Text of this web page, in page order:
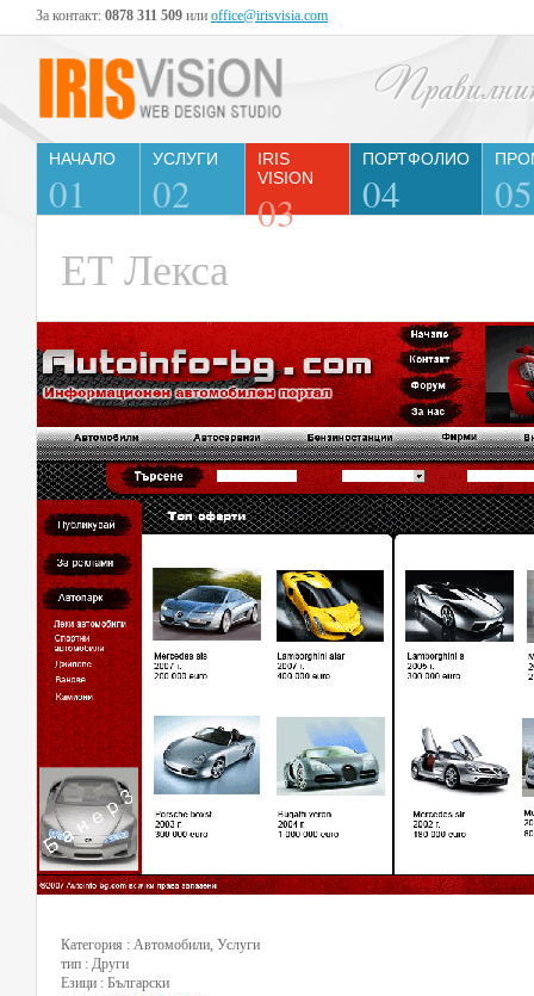
За контакт: 0878 311 509 или office@irisvisia.com
НАЧАЛО
01
УСЛУГИ
02
IRIS
VISION
03
ПОРТФОЛИО
04 05
ЕТ Лекса
Категория : Автомобили, Услуги
тип : Други
Езици : Български